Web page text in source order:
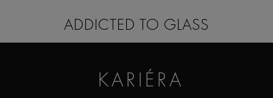
ADDICTED TO GLASS
KARIÉRA